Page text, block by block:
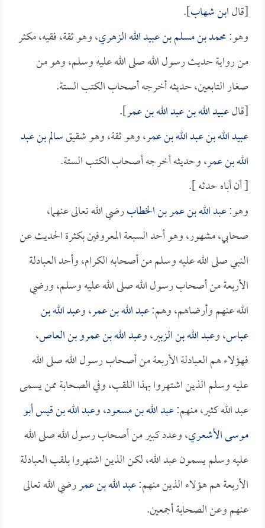
[قالابن شهاب].
وهو:محمد بن مسلم بن عبيد الله الزهري، وهو ثقة، فقيه، مكثر
من رواية حديث رسول الله صلى الله عليه وسلم، وهو من
صغار التابعين، حديثه أخرجه أصحاب الكتب الستة.
[قالعبيد الله بن عبد الله بن عمر].
عبيد الله بن عبد الله بن عمر، وهو ثقة، وهو شقيقسالم بن عبد
الله بن عمر، وحديثه أخرجه أصحاب الكتب الستة.
[ أن أباه حدثه ].
وهو:عبد الله بن عمر بن الخطابرضي الله تعالى عنهما،
صحابي، مشهور، وهو أحد السبعة المعروفين بكثرة الحديث عن
النبي صلى الله عليه وسلم من أصحابه الكرام، وأحد العبادلة
الأربعة من أصحاب رسول الله صلى الله عليه وسلم، ورضي
الله عنهم وأرضاهم، وهم:عبد الله بن عمر، وعبد الله بن
عباس، وعبد الله بن الزبير، وعبد الله بن عمرو بن العاص،
فهؤلاء هم العبادلة الأربعة من أصحاب رسول الله صلى الله
عليه وسلم الذين اشتهروا بهذا اللقب، وفي الصحابة ممن يسمى
عبد الله كثير، منهم:عبد الله بن مسعود، وعبد الله بن قيس أبو
موسى الأشعري، وعدد كبير من أصحاب رسول الله صلى الله
عليه وسلم يسمون عبد الله، لكن الذين اشتهروا بلقب العبادلة
الأربعة هم هؤلاء الذين منهم:عبد الله بن عمررضي الله تعالى
عنهم وعن الصحابة أجمعين.